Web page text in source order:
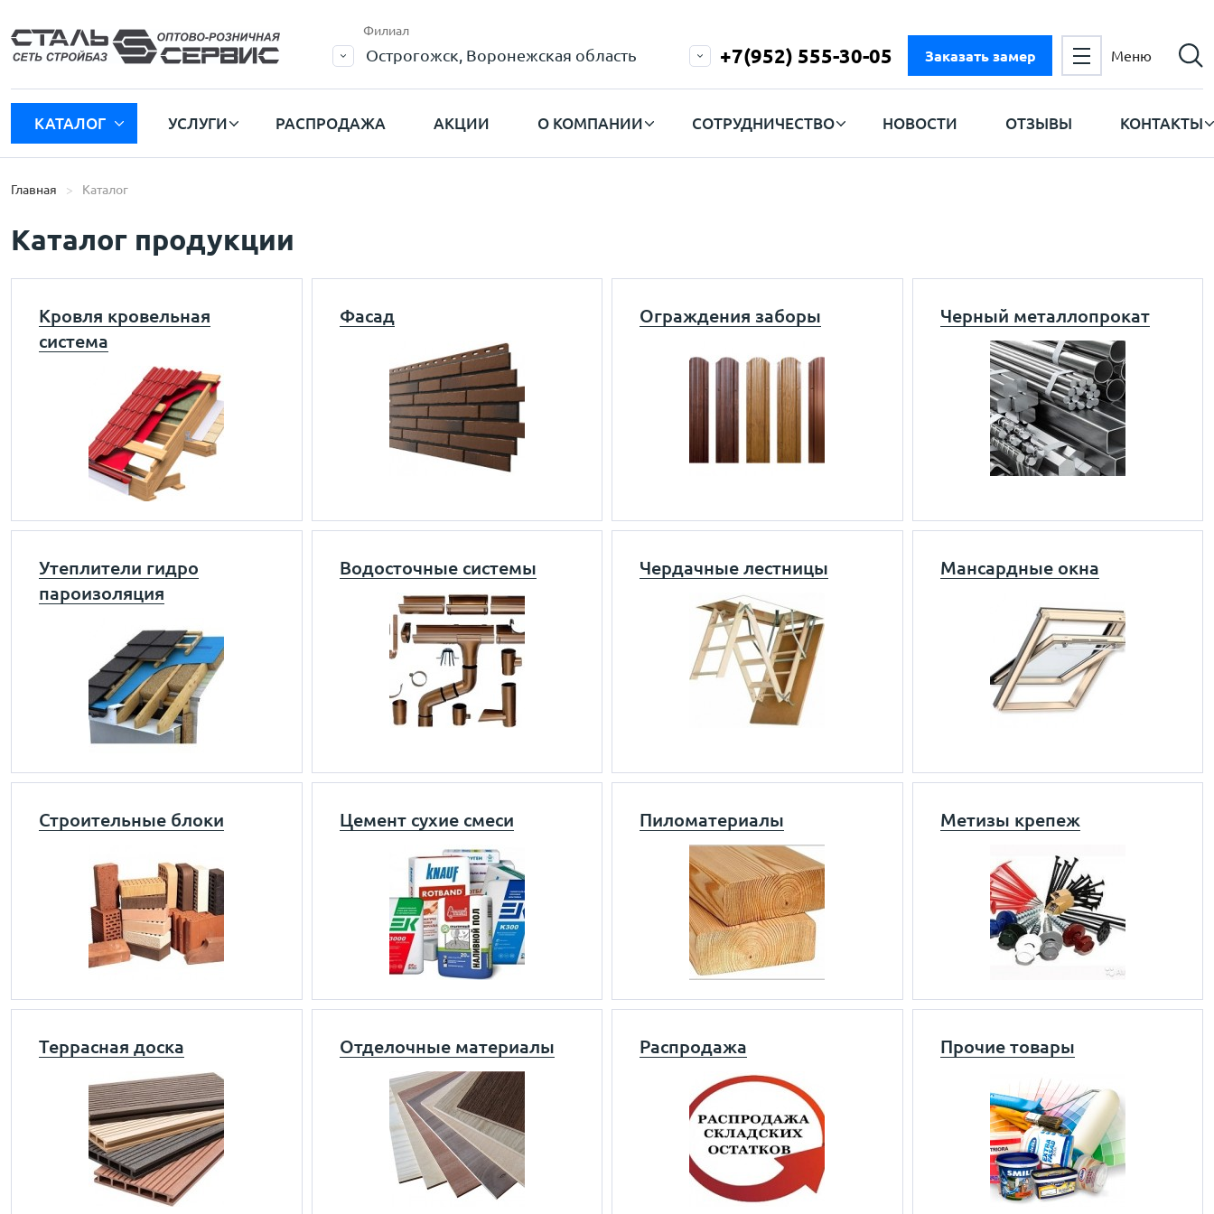
Филиал
Острогожск, Воронежская область +7(952) 555-30-05 Заказать замер Меню
КАТАЛОГ УСЛУГИ РАСПРОДАЖА АКЦИИ О КОМПАНИИ СОТРУДНИЧЕСТВО НОВОСТИ ОТЗЫВЫ КОНТАКТЫ
Главная Каталог
Каталог продукции
Кровля кровельная
система
Фасад Ограждения заборы Черный металлопрокат
Утеплители гидро
пароизоляция
Водосточные системы Чердачные лестницы Мансардные окна
Строительные блоки Цемент сухие смеси Пиломатериалы Метизы крепеж
Террасная доска Отделочные материалы Распродажа Прочие товары